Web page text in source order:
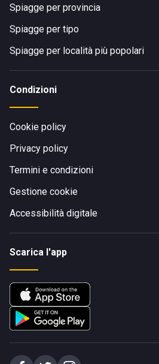
Spiagge per provincia
Spiagge per tipo
Spiagge per località più popolari
Condizioni
Cookie policy
Privacy policy
Termini e condizioni
Gestione cookie
Accessibilità digitale
Scarica l'app